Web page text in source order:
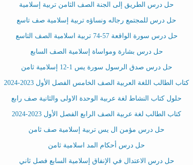
حل درس الطريق إلى الجنة الصف الثامن تربية إسلامية
حل درس للمجتمع رجاله ونساؤه تربية إسلامية صف تاسع
حل درس سورة الواقعة 57-74 تربية اسلامية الصف التاسع
حل درس بشارة ومواساة إسلامية الصف السابع
حل درس صدق الرسول سورة يس 1-12 إسلامية ثامن
كتاب الطالب اللغة العربية الصف الخامس الفصل الأول 2023-2024
حلول كتاب النشاط لغة عربية الوحدة الاولى والثانية صف رابع
كتاب الطالب لغة عربية الصف الرابع الفصل الأول 2023-2024
حل درس مؤمن ال يس تربية إسلامية صف ثامن
حل درس أحكام المد اسلامية ثامن
حل درس الاعتدال في الإنفاق إسلامية السابع فصل ثاني